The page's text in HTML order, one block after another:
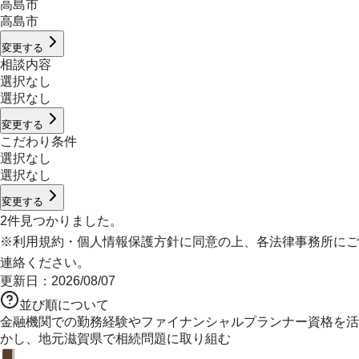
高島市
高島市
変更する
相談内容
選択なし
選択なし
変更する
こだわり条件
選択なし
選択なし
変更する
2件見つかりました。
※利用規約 ・ 個人情報保護方針に同意の上、各法律事務所にご
連絡ください。
更新日： 2026/08/07
並び順について
金融機関での勤務経験やファイナンシャルプランナー資格を活
かし、地元滋賀県で相続問題に取り組む